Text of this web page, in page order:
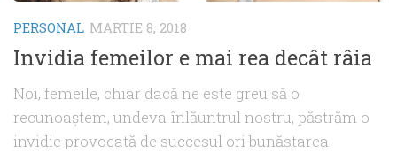
PERSONAL MARTIE 8, 2018
Invidia femeilor e mai rea decât râia
Noi, femeile, chiar dacă ne este greu să o
recunoaştem, undeva înlăuntrul nostru, păstrăm o
invidie provocată de succesul ori bunăstarea